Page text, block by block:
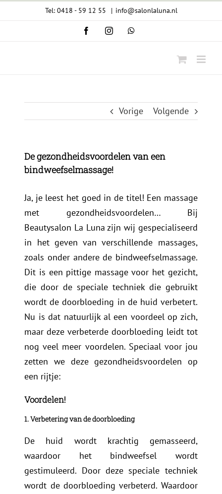
Tel: 0418 - 59 12 55 | info@salonlaluna.nl
FacebookInstagramWhatsApp
Vorige Volgende
De gezondheidsvoordelen van een
bindweefselmassage!
Ja, je leest het goed in de titel! Een massage
met gezondheidsvoordelen… Bij
Beautysalon La Luna zijn wij gespecialiseerd
in het geven van verschillende massages,
zoals onder andere de bindweefselmassage.
Dit is een pittige massage voor het gezicht,
die door de speciale techniek die gebruikt
wordt de doorbloeding in de huid verbetert.
Nu is dat natuurlijk al een voordeel op zich,
maar deze verbeterde doorbloeding leidt tot
nog veel meer voordelen. Speciaal voor jou
zetten we deze gezondheidsvoordelen op
een rijtje:
Voordelen!
1. Verbetering van de doorbloeding
De huid wordt krachtig gemasseerd,
waardoor het bindweefsel wordt
gestimuleerd. Door deze speciale techniek
wordt de doorbloeding verbeterd. Waardoor